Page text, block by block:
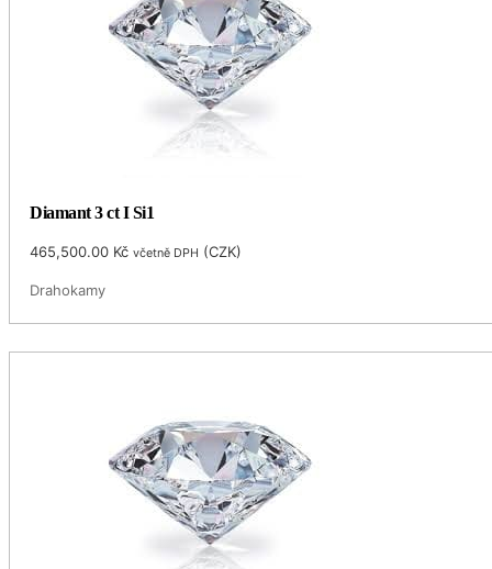
Diamant 3 ct I Si1
465,500.00 Kč včetně DPH (CZK)
Drahokamy